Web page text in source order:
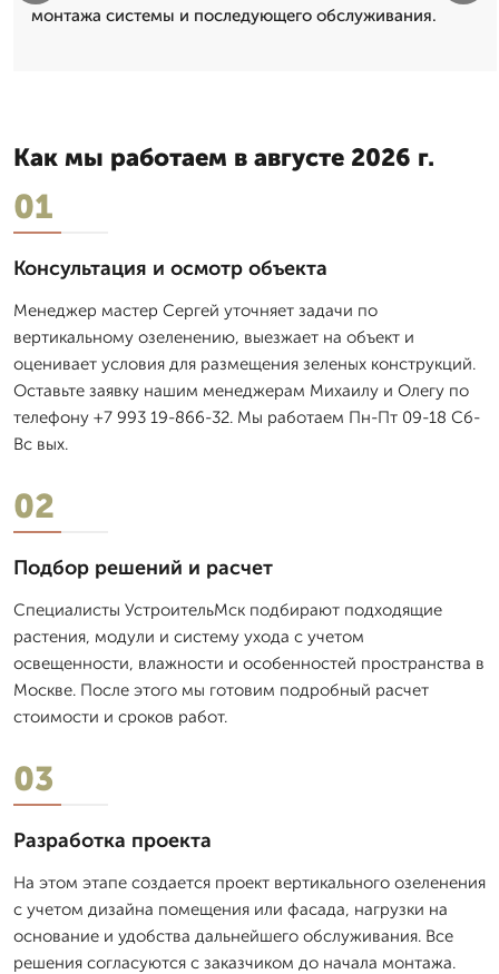
монтажа системы и последующего обслуживания.
Как мы работаем в августе 2026 г.
01
Консультация и осмотр объекта
Менеджер мастер Сергей уточняет задачи по
вертикальному озеленению, выезжает на объект и
оценивает условия для размещения зеленых конструкций.
Оставьте заявку нашим менеджерам Михаилу и Олегу по
телефону +7 993 19-866-32. Мы работаем Пн-Пт 09-18 Сб-
Вс вых.
02
Подбор решений и расчет
Специалисты УстроительМск подбирают подходящие
растения, модули и систему ухода с учетом
освещенности, влажности и особенностей пространства в
Москве. После этого мы готовим подробный расчет
стоимости и сроков работ.
03
Разработка проекта
На этом этапе создается проект вертикального озеленения
с учетом дизайна помещения или фасада, нагрузки на
основание и удобства дальнейшего обслуживания. Все
решения согласуются с заказчиком до начала монтажа.